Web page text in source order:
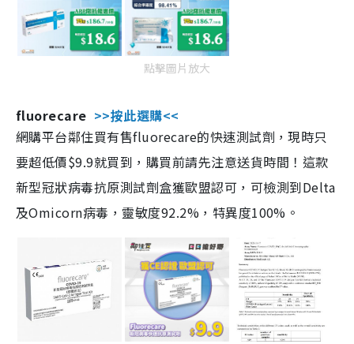
點擊圖片放大
fluorecare >>按此選購<<
網購平台鄰住買有售fluorecare的快速測試劑，現時只
要超低價$9.9就買到，購買前請先注意送貨時間！這款
新型冠狀病毒抗原測試劑盒獲歐盟認可，可檢測到Delta
及Omicorn病毒，靈敏度92.2%，特異度100%。